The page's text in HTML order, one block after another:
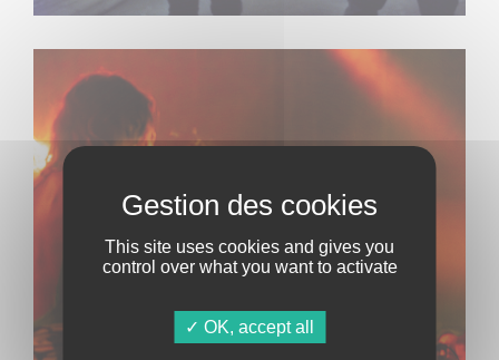
This site uses cookies and gives you
control over what you want to activate
OK, accept all